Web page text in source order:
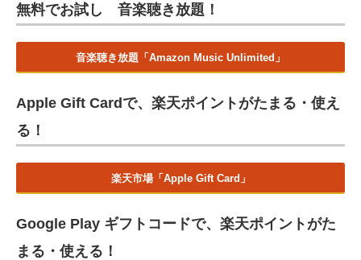
無料でお試し 音楽聴き放題！
音楽聴き放題「Amazon Music Unlimited」
Apple Gift Cardで、楽天ポイントがたまる・使え
る！
楽天市場「Apple Gift Card」
Google Play ギフトコードで、楽天ポイントがた
まる・使える！